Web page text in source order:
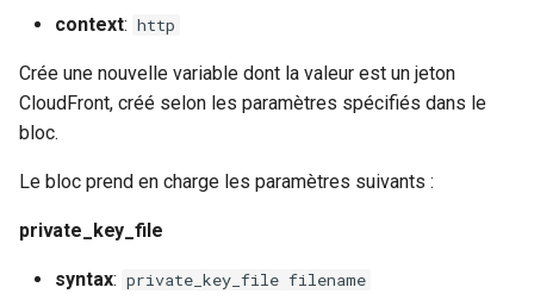
context: http
Crée une nouvelle variable dont la valeur est un jeton
CloudFront, créé selon les paramètres spécifiés dans le
bloc.
Le bloc prend en charge les paramètres suivants :
private_key_file
syntax: private_key_file filename